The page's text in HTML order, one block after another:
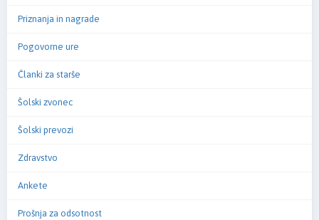
Priznanja in nagrade
Pogovorne ure
Članki za starše
Šolski zvonec
Šolski prevozi
Zdravstvo
Ankete
Prošnja za odsotnost